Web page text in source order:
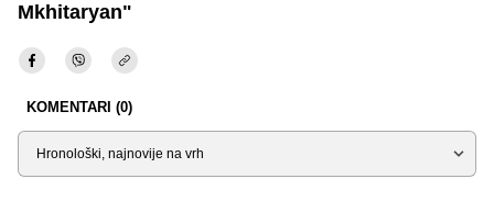
Mkhitaryan"
KOMENTARI (0)
Sortiraj